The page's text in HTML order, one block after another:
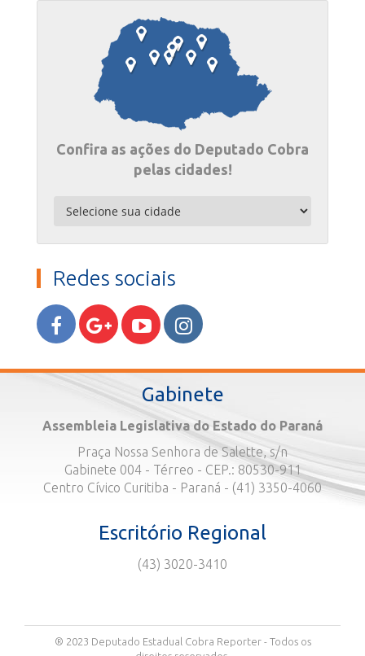
Confira as ações do Deputado Cobra
pelas cidades!
Redes sociais
Gabinete
Assembleia Legislativa do Estado do Paraná
Praça Nossa Senhora de Salette, s/n
Gabinete 004 - Térreo - CEP.: 80530-911
Centro Cívico Curitiba - Paraná - (41) 3350-4060
Escritório Regional
(43) 3020-3410
® 2023 Deputado Estadual Cobra Reporter - Todos os